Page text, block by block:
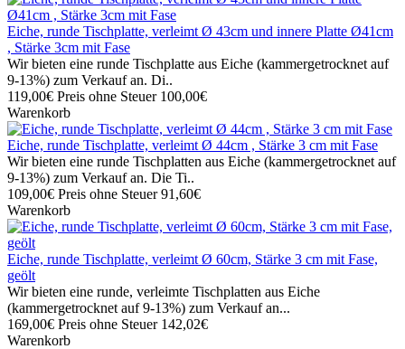
Eiche, runde Tischplatte, verleimt Ø 43cm und innere Platte Ø41cm
, Stärke 3cm mit Fase
Wir bieten eine runde Tischplatte aus Eiche (kammergetrocknet auf
9-13%) zum Verkauf an. Di..
119,00€ Preis ohne Steuer 100,00€
Warenkorb
Eiche, runde Tischplatte, verleimt Ø 44cm , Stärke 3 cm mit Fase
Wir bieten eine runde Tischplatten aus Eiche (kammergetrocknet auf
9-13%) zum Verkauf an. Die Ti..
109,00€ Preis ohne Steuer 91,60€
Warenkorb
Eiche, runde Tischplatte, verleimt Ø 60cm, Stärke 3 cm mit Fase,
geölt
Wir bieten eine runde, verleimte Tischplatten aus Eiche
(kammergetrocknet auf 9-13%) zum Verkauf an...
169,00€ Preis ohne Steuer 142,02€
Warenkorb